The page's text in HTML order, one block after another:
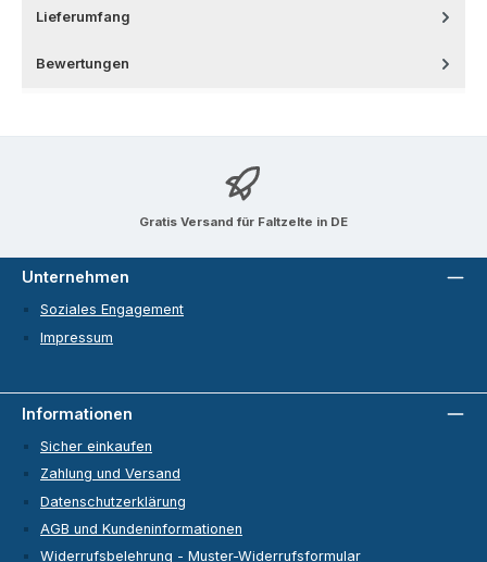
Lieferumfang
Bewertungen
Gratis Versand für Faltzelte in DE
Unternehmen
Soziales Engagement
Impressum
Informationen
Sicher einkaufen
Zahlung und Versand
Datenschutzerklärung
AGB und Kundeninformationen
Widerrufsbelehrung - Muster-Widerrufsformular